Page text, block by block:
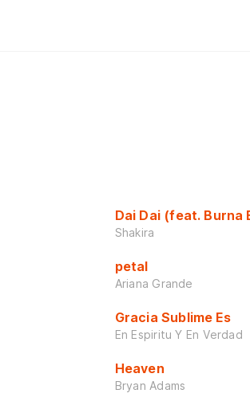
Dai Dai (feat. Burna
Shakira
petal
Ariana Grande
Gracia Sublime Es
En Espiritu Y En Verdad
Heaven
Bryan Adams